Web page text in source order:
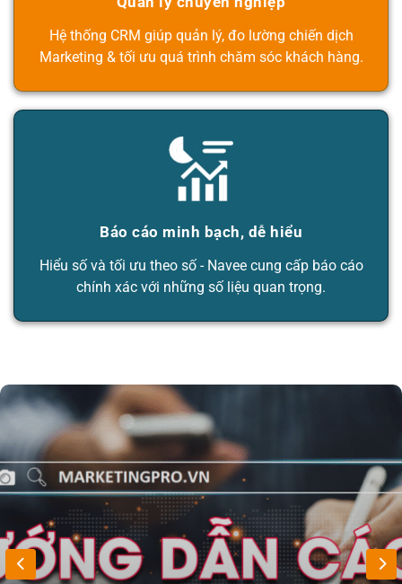
Hệ thống CRM giúp quản lý, đo lường chiến dịch
Marketing & tối ưu quá trình chăm sóc khách hàng.
Báo cáo minh bạch, dễ hiểu
Hiểu số và tối ưu theo số - Navee cung cấp báo cáo
chính xác với những số liệu quan trọng.